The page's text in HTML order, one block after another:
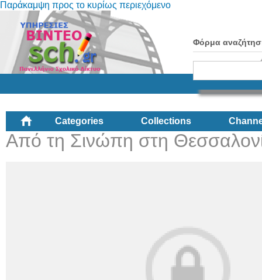
Παράκαμψη προς το κυρίως περιεχόμενο
Φόρμα
Categories Collections
Από τη Σινώπη στη